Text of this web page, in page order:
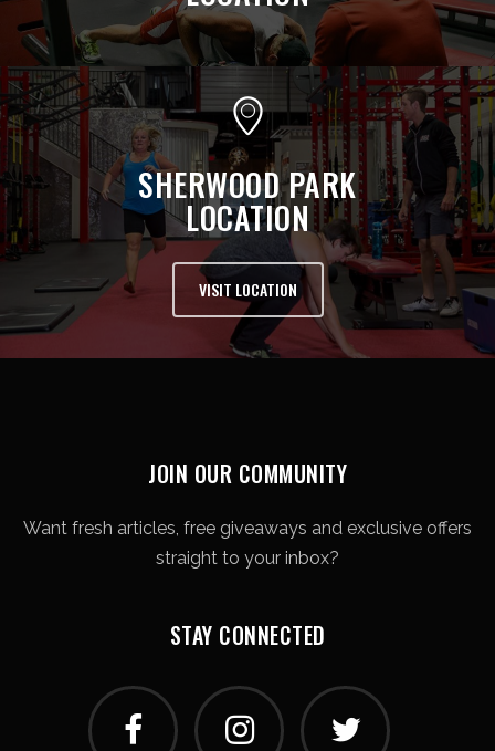
SHERWOOD PARK
LOCATION
VISIT LOCATION
JOIN OUR COMMUNITY
Want fresh articles, free giveaways and exclusive offers
straight to your inbox?
STAY CONNECTED